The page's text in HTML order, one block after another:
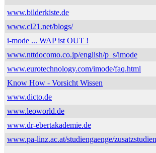
www.bilderkiste.de
www.cl21.net/blogs/
i-mode ... WAP ist OUT !
www.nttdocomo.co.jp/english/p_s/imode
www.eurotechnology.com/imode/faq.html
Know How - Vorsicht Wissen
www.dicto.de
www.leoworld.de
www.dr-ebertakademie.de
www.pa-linz.ac.at/studiengaenge/